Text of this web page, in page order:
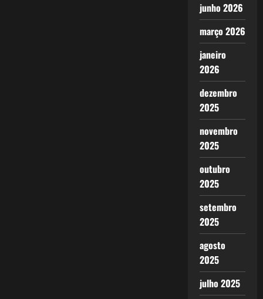
junho 2026
março 2026
janeiro
2026
dezembro
2025
novembro
2025
outubro
2025
setembro
2025
agosto
2025
julho 2025